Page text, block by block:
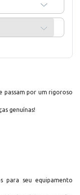
passam por um rigoroso
genuínas!
para seu equipamento